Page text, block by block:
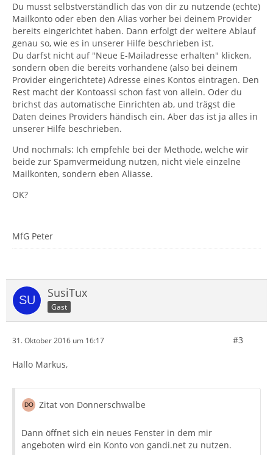
Du musst selbstverständlich das von dir zu nutzende (echte)
Mailkonto oder eben den Alias vorher bei deinem Provider
bereits eingerichtet haben. Dann erfolgt der weitere Ablauf
genau so, wie es in unserer Hilfe beschrieben ist.
Du darfst nicht auf "Neue E-Mailadresse erhalten" klicken,
sondern oben die bereits vorhandene (also bei deinem
Provider eingerichtete) Adresse eines Kontos eintragen. Den
Rest macht der Kontoassi schon fast von allein. Oder du
brichst das automatische Einrichten ab, und trägst die
Daten deines Providers händisch ein. Aber das ist ja alles in
unserer Hilfe beschrieben.
Und nochmals: Ich empfehle bei der Methode, welche wir
beide zur Spamvermeidung nutzen, nicht viele einzelne
Mailkonten, sondern eben Aliasse.
OK?
MfG Peter
SusiTux
Gast
31. Oktober 2016 um 16:17 #3
Hallo Markus,
Zitat von Donnerschwalbe
Dann öffnet sich ein neues Fenster in dem mir
angeboten wird ein Konto von gandi.net zu nutzen.